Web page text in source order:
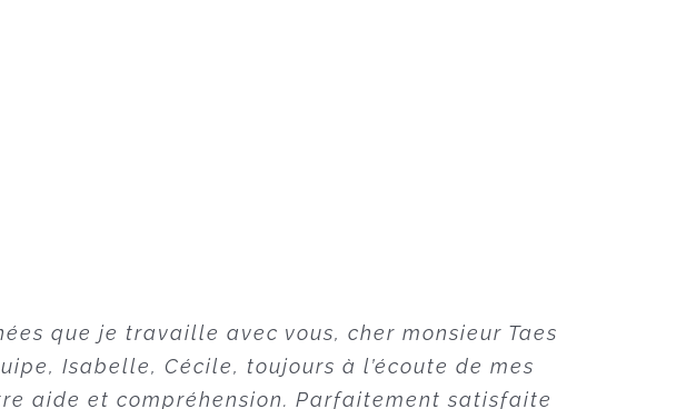
que je travaille avec vous, cher monsieur Taes
Isabelle, Cécile, toujours à l’écoute de mes
aide et compréhension. Parfaitement satisfaite
plus de trente ans dans le domaine de la
chez Lionel, de l’imprimerie CLIP, plus qu’un
professionnel de l’impression.